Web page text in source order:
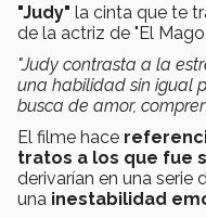
"Judy" la cinta que te
de la actriz de "El
"Judy contrasta a la
una habilidad sin igual
busca de amor,
El filme hace
tratos a los que fue
derivarían en una serie
una inestabilidad